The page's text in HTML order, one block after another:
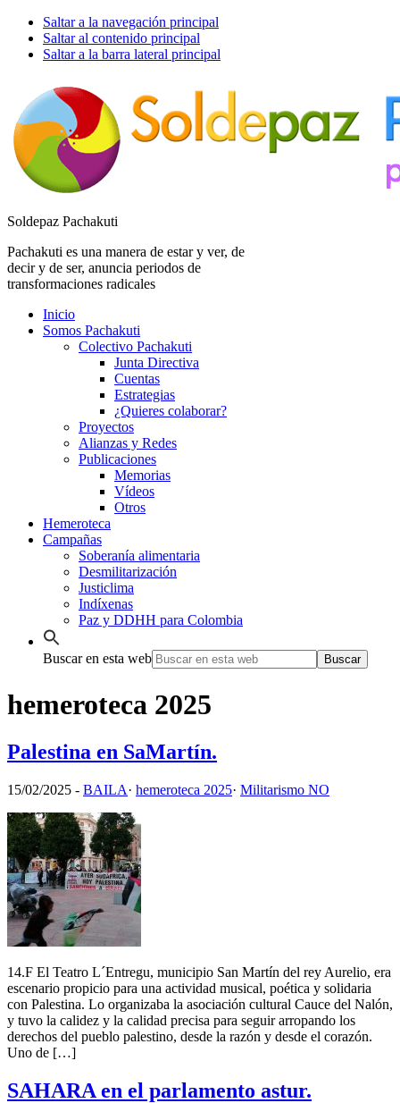
Saltar a la navegación principal
Saltar al contenido principal
Saltar a la barra lateral principal
Soldepaz Pachakuti
Pachakuti es una manera de estar y ver, de
decir y de ser, anuncia periodos de
transformaciones radicales
Inicio
Somos Pachakuti
Colectivo Pachakuti
Junta Directiva
Cuentas
Estrategias
¿Quieres colaborar?
Proyectos
Alianzas y Redes
Publicaciones
Memorias
Vídeos
Otros
Hemeroteca
Campañas
Soberanía alimentaria
Desmilitarización
Justiclima
Indíxenas
Paz y DDHH para Colombia
Buscar en esta web
hemeroteca 2025
Palestina en SaMartín.
15/02/2025 - BAILA· hemeroteca 2025· Militarismo NO
14.F El Teatro L´Entregu, municipio San Martín del rey Aurelio, era
escenario propicio para una actividad musical, poética y solidaria
con Palestina. Lo organizaba la asociación cultural Cauce del Nalón,
y tuvo la calidez y la calidad precisa para seguir arropando los
derechos del pueblo palestino, desde la razón y desde el corazón.
Uno de […]
SAHARA en el parlamento astur.